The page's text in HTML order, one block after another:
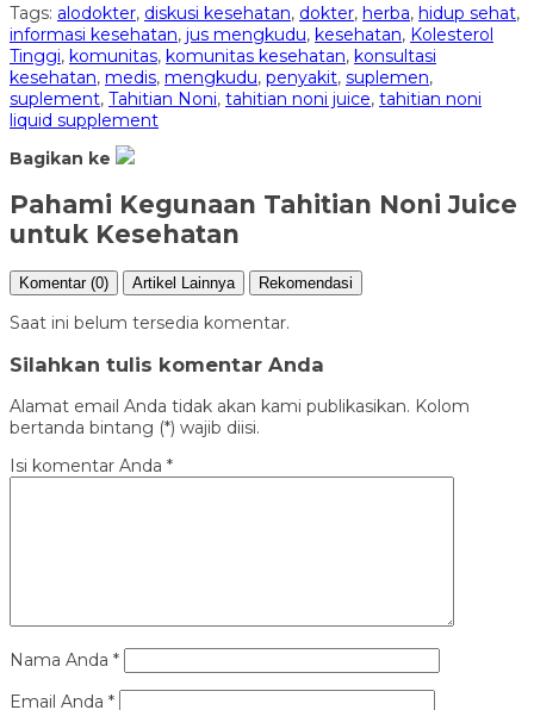
Tags: alodokter, diskusi kesehatan, dokter, herba, hidup sehat,
informasi kesehatan, jus mengkudu, kesehatan, Kolesterol
Tinggi, komunitas, komunitas kesehatan, konsultasi
kesehatan, medis, mengkudu, penyakit, suplemen,
suplement, Tahitian Noni, tahitian noni juice, tahitian noni
liquid supplement
Bagikan ke
Pahami Kegunaan Tahitian Noni Juice
untuk Kesehatan
Komentar (0) Artikel Lainnya Rekomendasi
Saat ini belum tersedia komentar.
Silahkan tulis komentar Anda
Alamat email Anda tidak akan kami publikasikan. Kolom
bertanda bintang (*) wajib diisi.
Isi komentar Anda *
Nama Anda *
Email Anda *